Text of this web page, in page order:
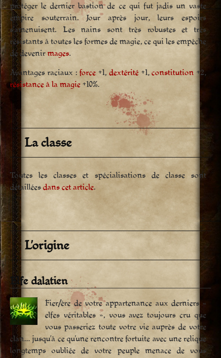
protéger le dernier bastion de ce qui fut jadis un vaste
empire souterrain. Jour après jour, leurs espoirs
s’amenuisent. Les nains sont très robustes et très
résistants à toutes les formes de magie, ce qui les empêche
de devenir mages.
Avantages raciaux :force +1, dextérité+1,constitution +2,
résistance à la magie +10%.
La classe
Toutes les classes et spécialisations de classe sont
détaillées dans cet article.
L’origine
Elfe dalatien
Fier/ère de votre appartenance aux derniers «
elfes véritables », vous avez toujours cru que
vous passeriez toute votre vie auprès de votre
clan… jusqu’à ce qu’une rencontre fortuite avec une relique
longtemps oubliée de votre peuple menace de vous